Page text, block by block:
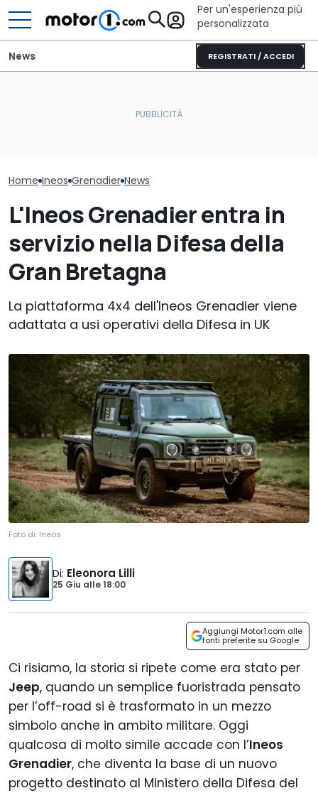
Per un'esperienza più
personalizzata
REGISTRATI / ACCEDI
News
Home Ineos Grenadier News
L'Ineos Grenadier entra in
servizio nella Difesa della
Gran Bretagna
La piattaforma 4x4 dell'Ineos Grenadier viene
adattata a usi operativi della Difesa in UK
Foto di: Ineos
Di: Eleonora Lilli
25 Giu alle18:00
Aggiungi Motor1.com alle
fonti preferite su Google
Ci risiamo, la storia si ripete come era stato per
Jeep, quando un semplice fuoristrada pensato
per l’off-road si è trasformato in un mezzo
simbolo anche in ambito militare. Oggi
qualcosa di molto simile accade con l’Ineos
Grenadier, che diventa la base di un nuovo
progetto destinato al Ministero della Difesa del